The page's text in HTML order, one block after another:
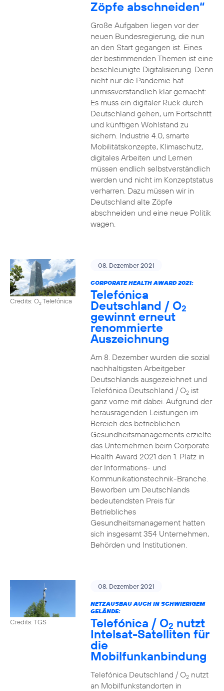
Zöpfe abschneiden“
Große Aufgaben liegen vor der
neuen Bundesregierung, die nun
an den Start gegangen ist. Eines
der bestimmenden Themen ist eine
beschleunigte Digitalisierung. Denn
nicht nur die Pandemie hat
unmissverständlich klar gemacht:
Es muss ein digitaler Ruck durch
Deutschland gehen, um Fortschritt
und künftigen Wohlstand zu
sichern. Industrie 4.0, smarte
Mobilitätskonzepte, Klimaschutz,
digitales Arbeiten und Lernen
müssen endlich selbstverständlich
werden und nicht im Konzeptstatus
verharren. Dazu müssen wir in
Deutschland alte Zöpfe
abschneiden und eine neue Politik
wagen.
Credits: O2Telefónica
08. Dezember 2021
CORPORATE HEALTH AWARD 2021:
Telefónica
Deutschland / O2
gewinnt erneut
renommierte
Auszeichnung
Am 8. Dezember wurden die sozial
nachhaltigsten Arbeitgeber
Deutschlands ausgezeichnet und
Telefónica Deutschland / O2ist
ganz vorne mit dabei. Aufgrund der
herausragenden Leistungen im
Bereich des betrieblichen
Gesundheitsmanagements erzielte
das Unternehmen beim Corporate
Health Award 2021 den 1. Platz in
der Informations- und
Kommunikationstechnik-Branche.
Beworben um Deutschlands
bedeutendsten Preis für
Betriebliches
Gesundheitsmanagement hatten
sich insgesamt 354 Unternehmen,
Behörden und Institutionen.
Credits: TGS
08. Dezember 2021
NETZAUSBAU AUCH IN SCHWIERIGEM
GELÄNDE:
Telefónica / O2 nutzt
Intelsat-Satelliten für
die
Mobilfunkanbindung
Telefónica Deutschland / O2nutzt
an Mobilfunkstandorten in